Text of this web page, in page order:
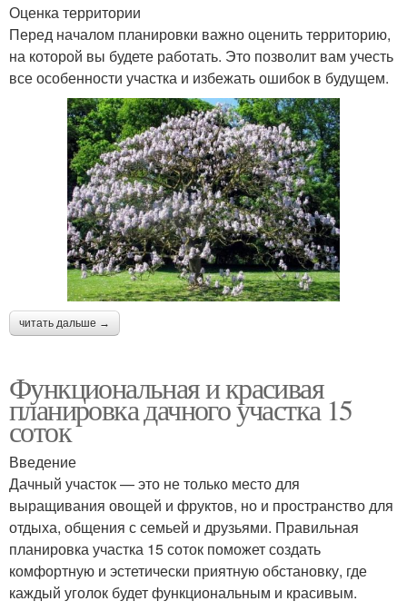
Оценка территории
Перед началом планировки важно оценить территорию,
на которой вы будете работать. Это позволит вам учесть
все особенности участка и избежать ошибок в будущем.
читать дальше →
Функциональная и красивая
планировка дачного участка 15
соток
Введение
Дачный участок — это не только место для
выращивания овощей и фруктов, но и пространство для
отдыха, общения с семьей и друзьями. Правильная
планировка участка 15 соток поможет создать
комфортную и эстетически приятную обстановку, где
каждый уголок будет функциональным и красивым.